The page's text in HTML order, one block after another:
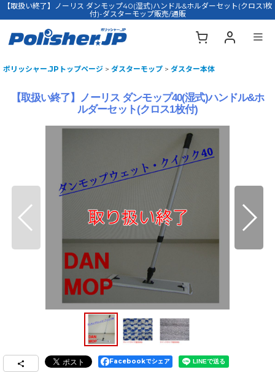
【取扱い終了】ノーリス ダンモップ40(湿式)ハンドル&ホルダーセット(クロス1枚
付)-ダスターモップ販売/通販
ポリッシャー.JPトップページ > ダスターモップ > ダスター本体
【取扱い終了】ノーリス ダンモップ40(湿式)ハンドル&ホ
ルダーセット(クロス1枚付)
Facebookでシェア